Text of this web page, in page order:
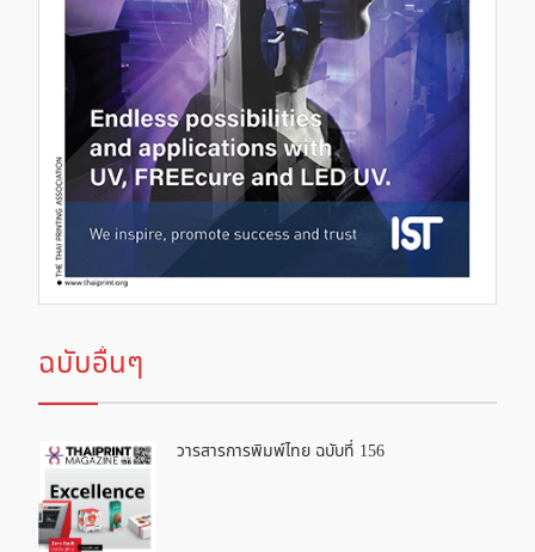
ฉบับอื่นๆ
วารสารการพิมพ์ไทย ฉบับที่ 156